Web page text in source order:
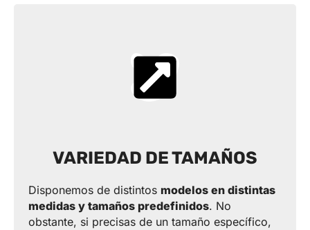
VARIEDAD DE TAMAÑOS
Disponemos de distintos modelos en distintas
medidas y tamaños predefinidos. No
obstante, si precisas de un tamaño específico,